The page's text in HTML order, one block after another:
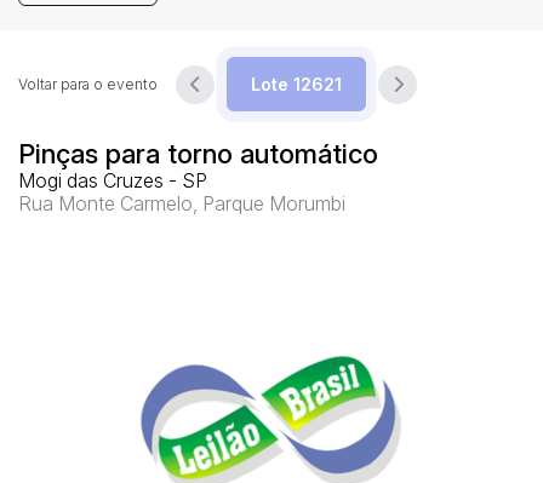
Pinças para torno automático
Mogi das Cruzes - SP
Rua Monte Carmelo, Parque Morumbi
Voltar para o evento